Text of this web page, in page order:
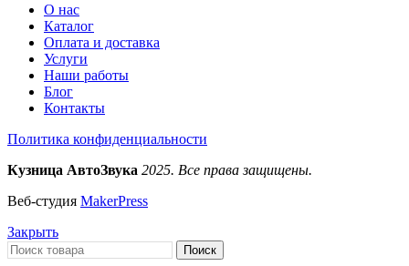
О нас
Каталог
Оплата и доставка
Услуги
Наши работы
Блог
Контакты
Политика конфиденциальности
Кузница АвтоЗвука 2025. Все права защищены.
Веб-студия MakerPress
Закрыть
Поиск